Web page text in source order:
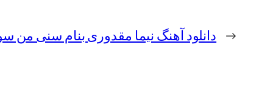
← دانلود آهنگ نیما مقدوری بنام سنی من